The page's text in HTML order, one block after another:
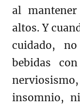
al
altos. Y
cuidado, no
bebidas
insomnio,